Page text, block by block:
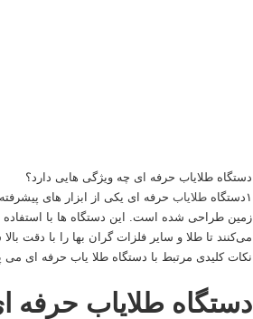
دستگاه طلایاب حرفه ای چه ویژگی هایی دارد؟
۱دستگاه
طلایاب حرفه‌ ای یکی از ابزار های
زمین طراحی شده است. این دستگاه‌ ها با استفاده
می‌کنند تا طلا و سایر فلزات گران‌ بها را با دقت
نکات کلیدی مرتبط با دستگاه طلا یاب حرفه‌ ای می‌
دستگاه طلایاب